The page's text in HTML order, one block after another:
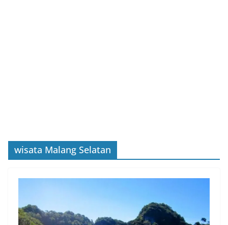
wisata Malang Selatan